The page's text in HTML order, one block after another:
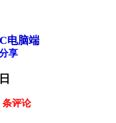
电脑端
享
条评论